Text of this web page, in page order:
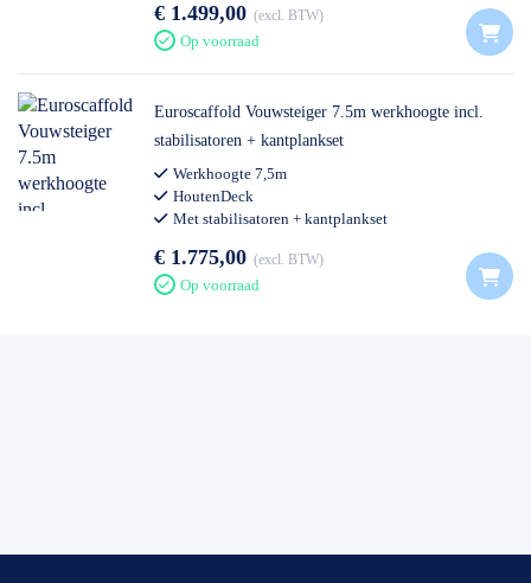
€ 1.499,00 excl. BTW
Op voorraad
Euroscaffold Vouwsteiger 7.5m werkhoogte incl.
stabilisatoren + kantplankset
Werkhoogte 7,5m
HoutenDeck
Met stabilisatoren + kantplankset
€ 1.775,00 excl. BTW
Op voorraad